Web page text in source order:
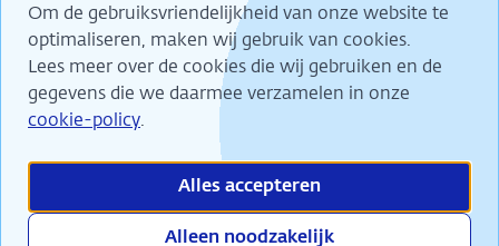
Om de gebruiksvriendelijkheid van onze website te
optimaliseren, maken wij gebruik van cookies.
Lees meer over de cookies die wij gebruiken en de
gegevens die we daarmee verzamelen in onze
cookie-policy.
Alles accepteren
Alleen noodzakelijk
Wij maken ons sterk voor financiële stabiliteit en
dragen daarmee bij aan duurzame welvaart in